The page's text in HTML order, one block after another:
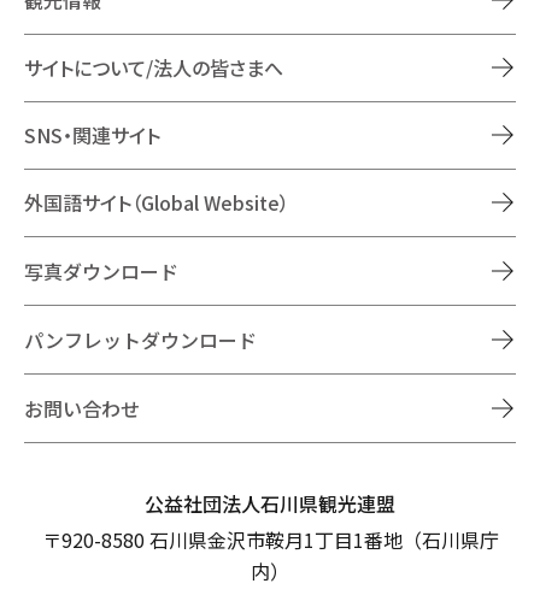
サイトについて/法人の皆さまへ
SNS・関連サイト
外国語サイト（Global Website）
写真ダウンロード
パンフレットダウンロード
お問い合わせ
公益社団法人石川県観光連盟
〒920-8580 石川県金沢市鞍月1丁目1番地（石川県庁
内）